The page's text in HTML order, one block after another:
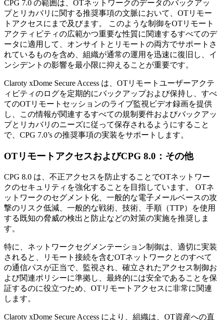
CPG 7.0 の範囲は、OTネットワークのデータのバックアッ
プとリカバリに関する推奨事項の文脈において、OTリモー
トアクセスにまで及びます。 このような制御をOTリモート
アクティビティの広範かつ重要な性質に関連するすべてのデ
ータに適用して、オンサイトとリモートの両方でサポートさ
れているものを含め、組織が通常の運用を迅速に復旧し、イ
ンシデントの影響を最小限に抑えることが重要です。
Claroty xDome Secure Access は、OTリモートユーザーアクテ
ィビティのログを定期的にバックアップおよび保持し、すべ
てのOTリモートセッションのライブ監視ビデオ録画を提供
し、この情報が関連するすべての規制要件およびバックアッ
プとリカバリのニーズに従って保存されるようにすること
で、CPG 7.0’s の推奨事項の実装をサポートします。
OTリモートアクセスおよびCPG 8.0：その他
CPG 8.0 は、不正アクセスを防止することでOTネットワー
クのセキュリティを強化することを目指しています。 OTネ
ットワークのセグメント化、一般的な電子メールベースの攻
撃のリスク低減、一般的な戦術、技術、手順（TTP）を使用
する既知の脅威の検出と防止などの対策の実施を推奨しま
す。
特に、ネットワークセグメンテーション制御は、適切に実装
されると、リモート接続を含むOTネットワークとのすべて
の通信パスが正当で、監視され、確立されたアクセス制御お
よび関連ポリシーに準拠し、最終的には安全であることを保
証するのに役立つため、OTリモートアクセスに非常に関連
します。
Claroty xDome Secure Access により、組織は、OT資産への直